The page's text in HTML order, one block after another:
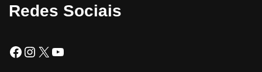
Redes Sociais